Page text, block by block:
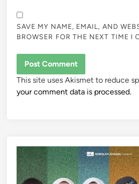
SAVE MY NAME, EMAIL, AND
BROWSER FOR THE NEXT TIME I
This site uses Akismet to reduce
your comment data is processed.